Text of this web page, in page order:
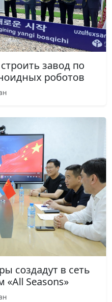
завод по
роботов
создадут в сеть
«All Seasons»